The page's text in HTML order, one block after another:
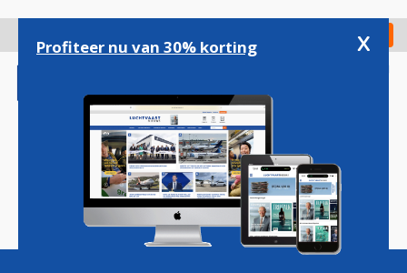
gaan
Check in
Magazine Podcasts Vacatures
Profiteer nu van 30% korting x